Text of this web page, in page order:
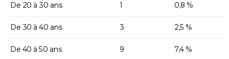
De 20 à 30 ans 1 0,8 %
De 30 à 40 ans 3 2,5 %
De 40 à 50 ans 9 7,4 %